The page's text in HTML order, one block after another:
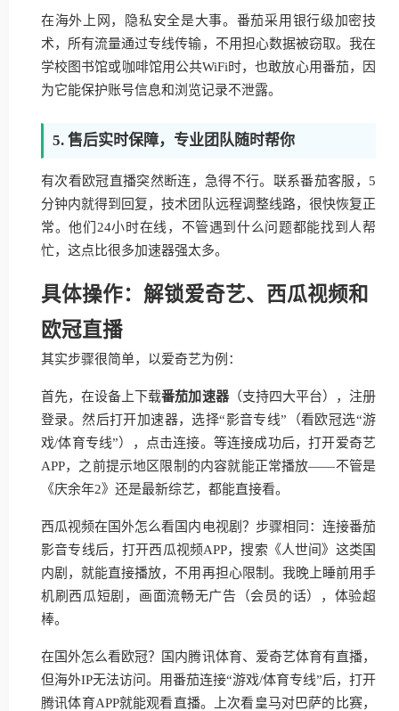
在海外上网，隐私安全是大事。番茄采用银行级加密技
术，所有流量通过专线传输，不用担心数据被窃取。我在
学校图书馆或咖啡馆用公共WiFi时，也敢放心用番茄，因
为它能保护账号信息和浏览记录不泄露。
5. 售后实时保障，专业团队随时帮你
有次看欧冠直播突然断连，急得不行。联系番茄客服，5
分钟内就得到回复，技术团队远程调整线路，很快恢复正
常。他们24小时在线，不管遇到什么问题都能找到人帮
忙，这点比很多加速器强太多。
具体操作：解锁爱奇艺、西瓜视频和
欧冠直播
其实步骤很简单，以爱奇艺为例：
首先，在设备上下载番茄加速器（支持四大平台），注册
登录。然后打开加速器，选择“影音专线”（看欧冠选“游
戏/体育专线”），点击连接。等连接成功后，打开爱奇艺
APP，之前提示地区限制的内容就能正常播放——不管是
《庆余年2》还是最新综艺，都能直接看。
西瓜视频在国外怎么看国内电视剧？步骤相同：连接番茄
影音专线后，打开西瓜视频APP，搜索《人世间》这类国
内剧，就能直接播放，不用再担心限制。我晚上睡前用手
机刷西瓜短剧，画面流畅无广告（会员的话），体验超
棒。
在国外怎么看欧冠？国内腾讯体育、爱奇艺体育有直播，
但海外IP无法访问。用番茄连接“游戏/体育专线”后，打开
腾讯体育APP就能观看直播。上次看皇马对巴萨的比赛，